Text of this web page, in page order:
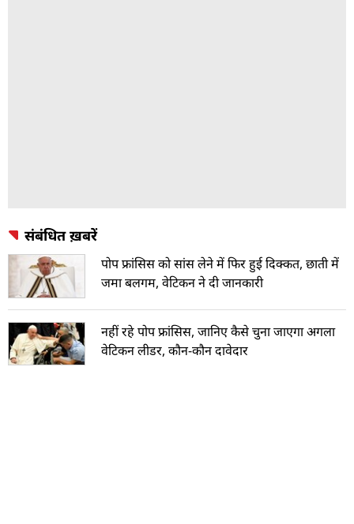
संबंधित ख़बरें
पोप फ्रांसिस को सांस लेने में फिर हुई दिक्कत, छाती में
जमा बलगम, वेटिकन ने दी जानकारी
नहीं रहे पोप फ्रांसिस, जानिए कैसे चुना जाएगा अगला
वेटिकन लीडर, कौन-कौन दावेदार